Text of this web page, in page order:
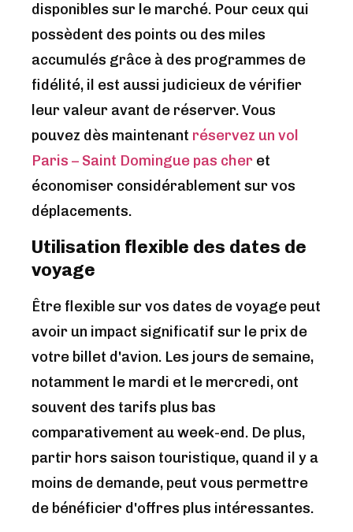
disponibles sur le marché. Pour ceux qui
possèdent des points ou des miles
accumulés grâce à des programmes de
fidélité, il est aussi judicieux de vérifier
leur valeur avant de réserver. Vous
pouvez dès maintenant réservez un vol
Paris – Saint Domingue pas cher et
économiser considérablement sur vos
déplacements.
Utilisation flexible des dates de
voyage
Être flexible sur vos dates de voyage peut
avoir un impact significatif sur le prix de
votre billet d'avion. Les jours de semaine,
notamment le mardi et le mercredi, ont
souvent des tarifs plus bas
comparativement au week-end. De plus,
partir hors saison touristique, quand il y a
moins de demande, peut vous permettre
de bénéficier d'offres plus intéressantes.